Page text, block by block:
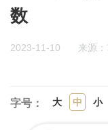
数
2023-11-10 来源
字号： 大 中 小